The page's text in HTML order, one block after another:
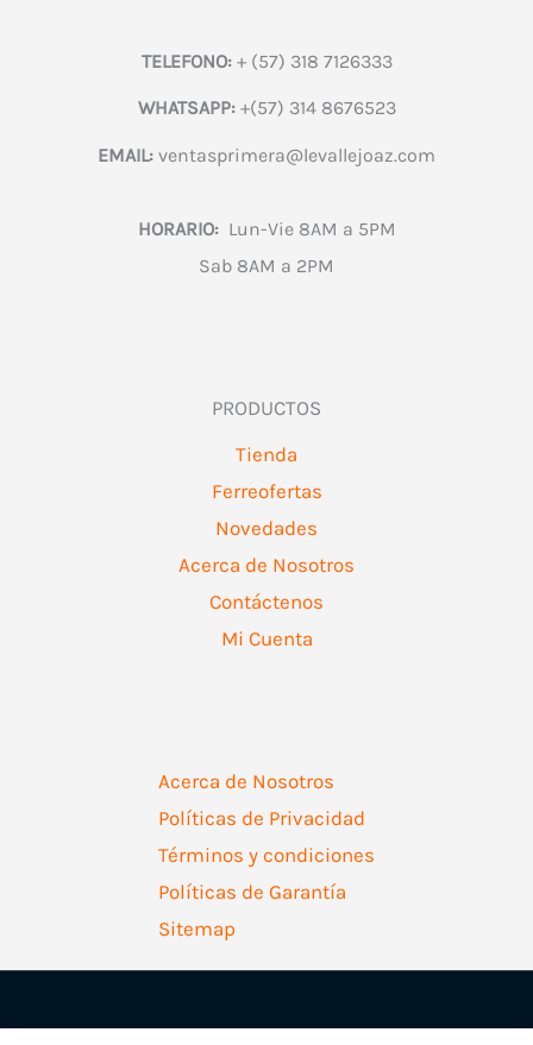
TELEFONO:+ (57) 318 7126333
WHATSAPP:+(57) 314 8676523
EMAIL: ventasprimera@levallejoaz.com
HORARIO:Lun-Vie 8AM a 5PM
Sab 8AM a 2PM
PRODUCTOS
Tienda
Ferreofertas
Novedades
Acerca de Nosotros
Contáctenos
Mi Cuenta
Acerca de Nosotros
Políticas de Privacidad
Términos y condiciones
Políticas de Garantía
Sitemap